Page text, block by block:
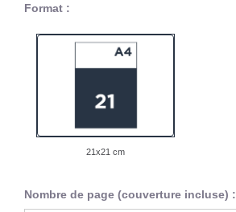
Format :
21x21 cm
Nombre de page (couverture incluse) :